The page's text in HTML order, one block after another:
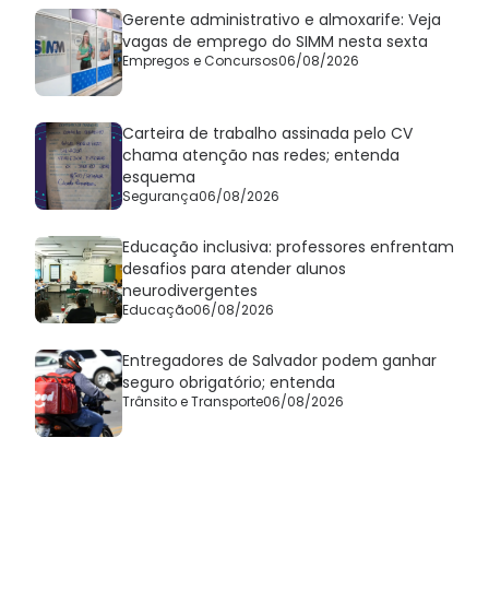
Gerente administrativo e almoxarife: Veja
vagas de emprego do SIMM nesta sexta
Empregos e Concursos06/08/2026
Carteira de trabalho assinada pelo CV
chama atenção nas redes; entenda
esquema
Segurança06/08/2026
Educação inclusiva: professores enfrentam
desafios para atender alunos
neurodivergentes
Educação06/08/2026
Entregadores de Salvador podem ganhar
seguro obrigatório; entenda
Trânsito e Transporte06/08/2026